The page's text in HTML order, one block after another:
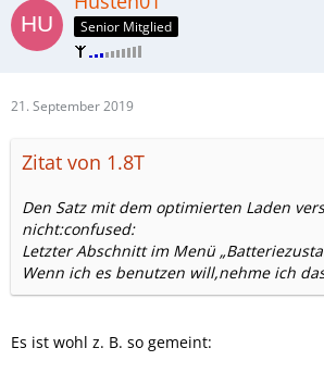
Senior Mitglied
21. September 2019
Zitat von 1.8T
Den Satz mit dem optimierten Laden
nicht:confused:
Letzter Abschnitt im Menü
Wenn ich es benutzen will,nehme ich
Es ist wohl z. B. so gemeint: